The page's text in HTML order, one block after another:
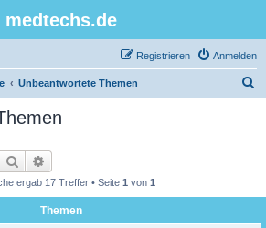
medtechs.de
Anmelden
Registrieren
Unbeantwortete Themen
Suche
ergab 17 Treffer • Seite 1 von 1
Themen